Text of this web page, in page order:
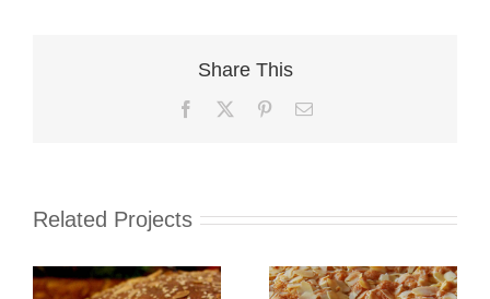
Share This
Facebook PinterestEmail
Related Projects